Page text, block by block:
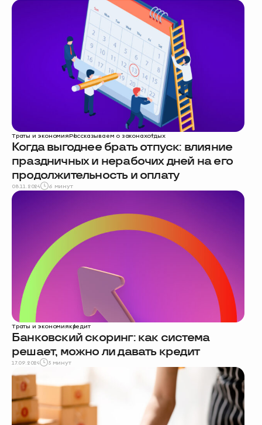
Траты и экономияРассказываем о законахотдых
Когда выгоднее брать отпуск: влияние
праздничных и нерабочих дней на его
продолжительность и оплату
08.11.2024 6 минут
Траты и экономиякредит
Банковский скоринг: как система
решает, можно ли давать кредит
17.09.2024 5 минут